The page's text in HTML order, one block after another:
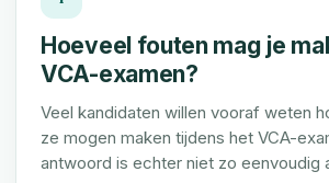
Hoeveel fouten mag je
VCA-examen?
Veel kandidaten willen vooraf weten
ze mogen maken tijdens het VCA-
antwoord is echter niet zo eenvoudig